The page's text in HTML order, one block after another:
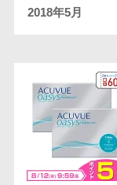
2018年5月